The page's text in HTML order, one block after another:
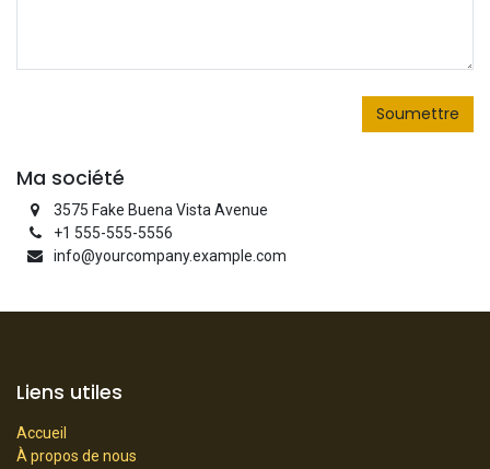
Soumettre
Ma société
3575 Fake Buena Vista Avenue
+1 555-555-5556
info@yourcompany.example.com
Liens utiles
Accueil
À propos de nous